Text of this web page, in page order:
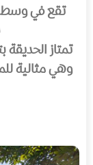
تقع في وسط
تمتاز
وهي مثالية